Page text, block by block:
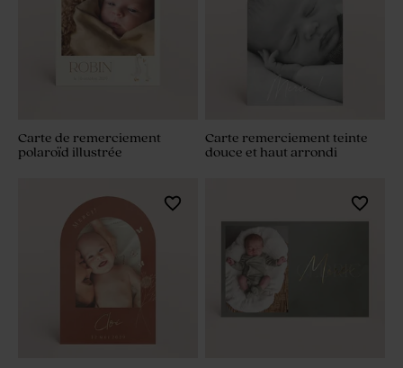
Carte de remerciement
polaroïd illustrée
Carte remerciement teinte
douce et haut arrondi